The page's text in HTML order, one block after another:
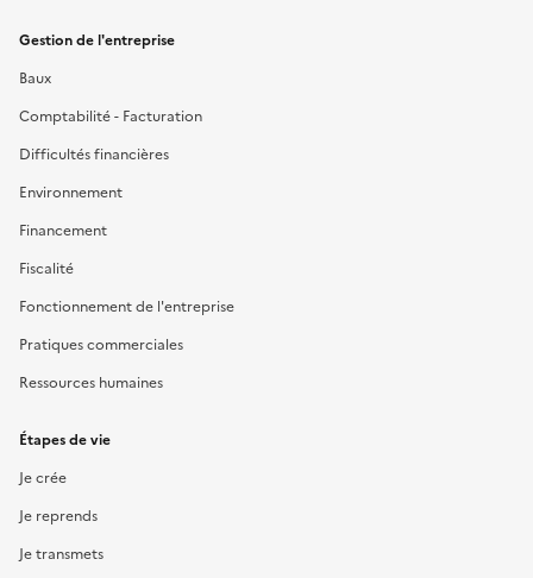
Gestion de l'entreprise
Baux
Comptabilité - Facturation
Difficultés financières
Environnement
Financement
Fiscalité
Fonctionnement de l'entreprise
Pratiques commerciales
Ressources humaines
Étapes de vie
Je crée
Je reprends
Je transmets